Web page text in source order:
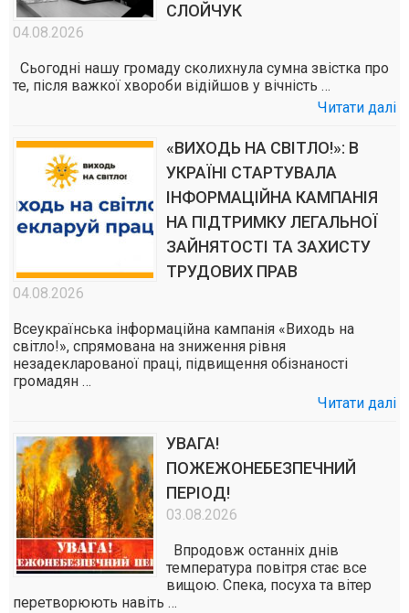
СЛОЙЧУК
04.08.2026
Сьогодні нашу громаду сколихнула сумна звістка про
те, після важкої хвороби відійшов у вічність …
Читати далі
«ВИХОДЬ НА СВІТЛО!»: В
УКРАЇНІ СТАРТУВАЛА
ІНФОРМАЦІЙНА КАМПАНІЯ
НА ПІДТРИМКУ ЛЕГАЛЬНОЇ
ЗАЙНЯТОСТІ ТА ЗАХИСТУ
ТРУДОВИХ ПРАВ
04.08.2026
Всеукраїнська інформаційна кампанія «Виходь на
світло!», спрямована на зниження рівня
незадекларованої праці, підвищення обізнаності
громадян …
Читати далі
УВАГА!
ПОЖЕЖОНЕБЕЗПЕЧНИЙ
ПЕРІОД!
03.08.2026
Впродовж останніх днів
температура повітря стає все
вищою. Спека, посуха та вітер
перетворюють навіть …